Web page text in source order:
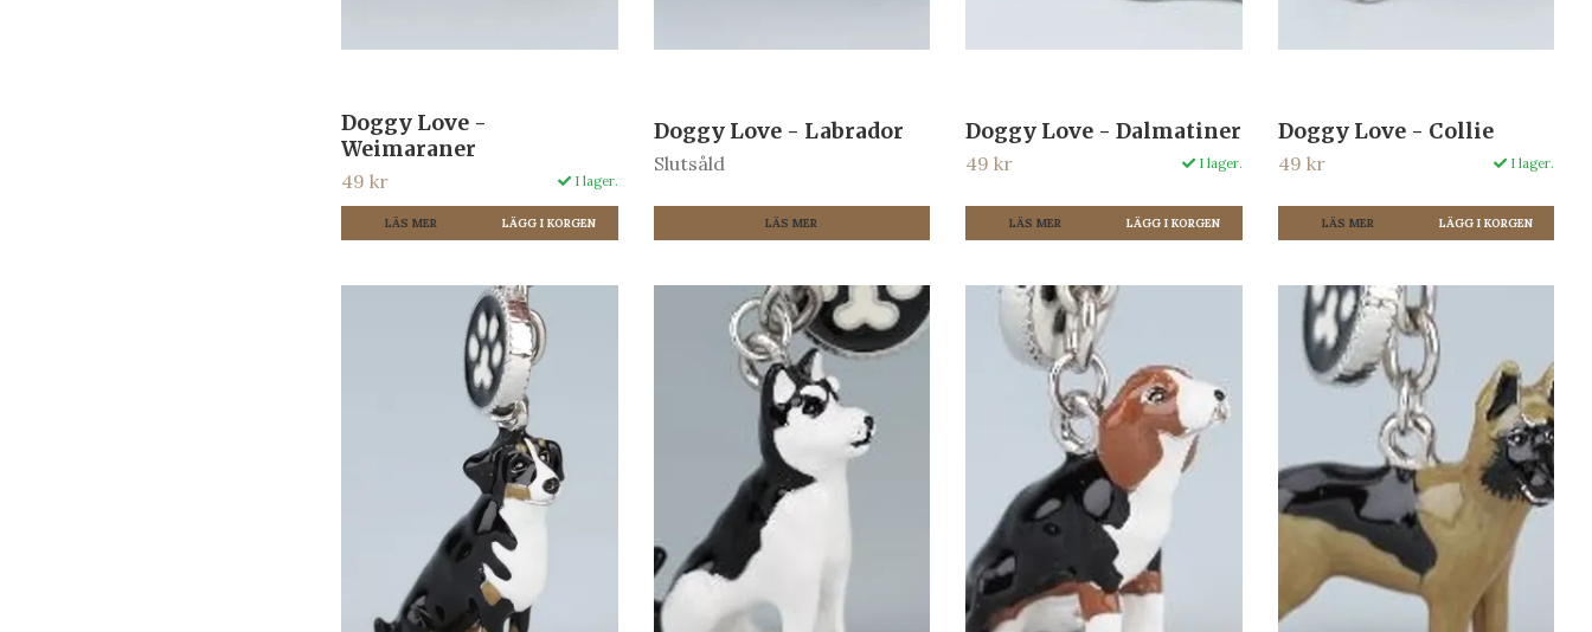
Doggy Love -
Weimaraner
49 kr I lager.
LÄS MER
Doggy Love - Labrador
Slutsåld
LÄS MER
Doggy Love - Dalmatiner
49 kr I lager.
LÄS MER
Doggy Love - Collie
49 kr I lager.
LÄS MER